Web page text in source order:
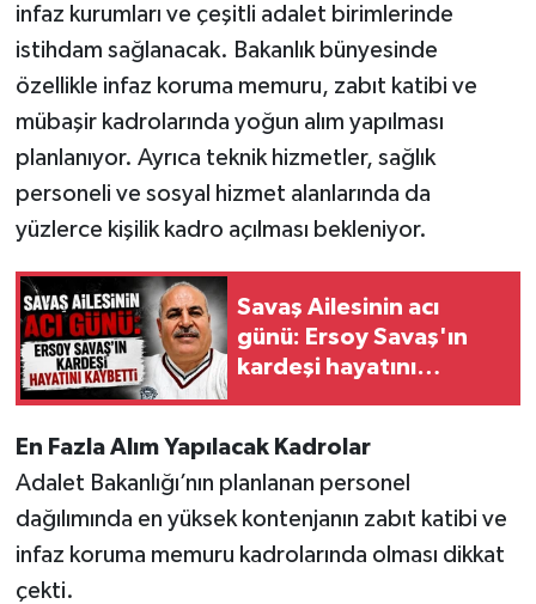
infaz kurumları ve çeşitli adalet birimlerinde
istihdam sağlanacak. Bakanlık bünyesinde
özellikle infaz koruma memuru, zabıt katibi ve
mübaşir kadrolarında yoğun alım yapılması
planlanıyor. Ayrıca teknik hizmetler, sağlık
personeli ve sosyal hizmet alanlarında da
yüzlerce kişilik kadro açılması bekleniyor.
Savaş Ailesinin acı
günü: Ersoy Savaş'ın
kardeşi hayatını
En Fazla Alım Yapılacak Kadrolar
Adalet Bakanlığı’nın planlanan personel
dağılımında en yüksek kontenjanın zabıt katibi ve
infaz koruma memuru kadrolarında olması dikkat
çekti.